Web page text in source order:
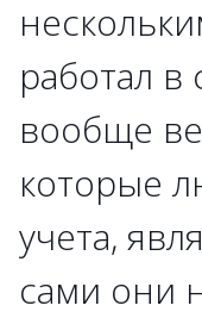
работал
вообще
которые
учета,
сами они